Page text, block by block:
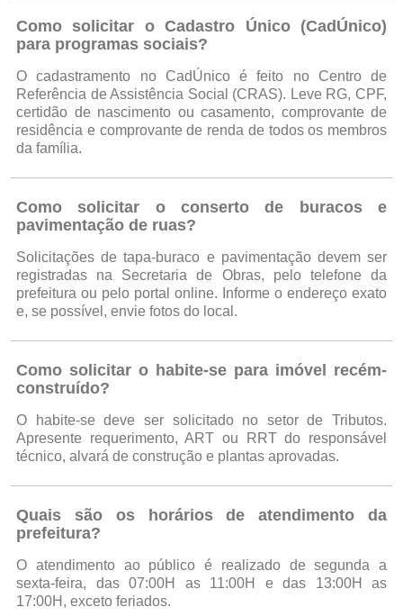
Como solicitar o Cadastro Único (CadÚnico)
para programas sociais?
O cadastramento no CadÚnico é feito no Centro de
Referência de Assistência Social (CRAS). Leve RG, CPF,
certidão de nascimento ou casamento, comprovante de
residência e comprovante de renda de todos os membros
da família.
Como solicitar o conserto de buracos e
pavimentação de ruas?
Solicitações de tapa-buraco e pavimentação devem ser
registradas na Secretaria de Obras, pelo telefone da
prefeitura ou pelo portal online. Informe o endereço exato
e, se possível, envie fotos do local.
Como solicitar o habite-se para imóvel recém-
construído?
O habite-se deve ser solicitado no setor de Tributos.
Apresente requerimento, ART ou RRT do responsável
técnico, alvará de construção e plantas aprovadas.
Quais são os horários de atendimento da
prefeitura?
O atendimento ao público é realizado de segunda a
sexta-feira, das 07:00H as 11:00H e das 13:00H as
17:00H, exceto feriados.